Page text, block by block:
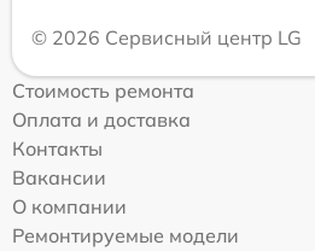
© 2026 Сервисный центр LG
Стоимость ремонта
Оплата и доставка
Контакты
Вакансии
О компании
Ремонтируемые модели